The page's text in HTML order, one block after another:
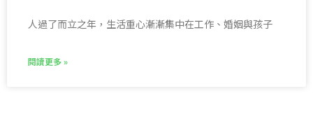
人過了而立之年，生活重心漸漸集中在工作、婚姻與孩子
閱讀更多 »